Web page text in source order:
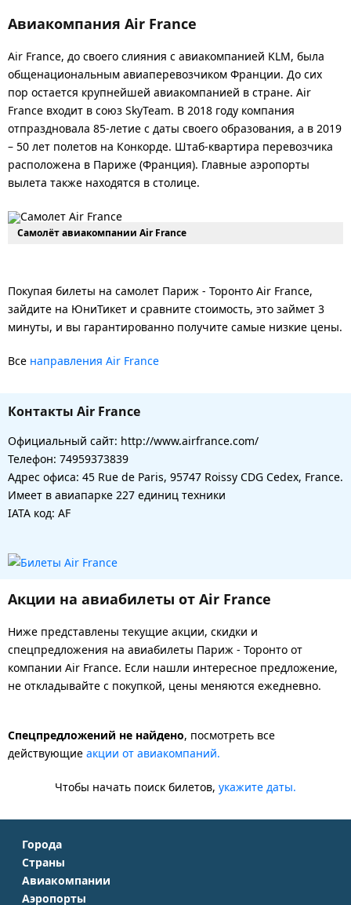
Авиакомпания Air France
Air France, до своего слияния с авиакомпанией KLM, была
общенациональным авиаперевозчиком Франции. До сих
пор остается крупнейшей авиакомпанией в стране. Air
France входит в союз SkyTeam. В 2018 году компания
отпраздновала 85-летие с даты своего образования, а в 2019
– 50 лет полетов на Конкорде. Штаб-квартира перевозчика
расположена в Париже (Франция). Главные аэропорты
вылета также находятся в столице.
Самолёт авиакомпании Air France
Покупая билеты на самолет Париж - Торонто Air France,
зайдите на ЮниТикет и сравните стоимость, это займет 3
минуты, и вы гарантированно получите самые низкие цены.
Все направления Air France
Контакты Air France
Официальный сайт: http://www.airfrance.com/
Телефон: 74959373839
Адрес офиса: 45 Rue de Paris, 95747 Roissy CDG Cedex, France.
Имеет в авиапарке 227 единиц техники
IATA код: AF
Акции на авиабилеты от Air France
Ниже представлены текущие акции, скидки и
спецпредложения на авиабилеты Париж - Торонто от
компании Air France. Если нашли интересное предложение,
не откладывайте с покупкой, цены меняются ежедневно.
Спецпредложений не найдено, посмотреть все
действующие акции от авиакомпаний.
Чтобы начать поиск билетов, укажите даты.
Города
Москва
Санкт-Петербург
Страны
Крым
Авиакомпании
Аэропорты